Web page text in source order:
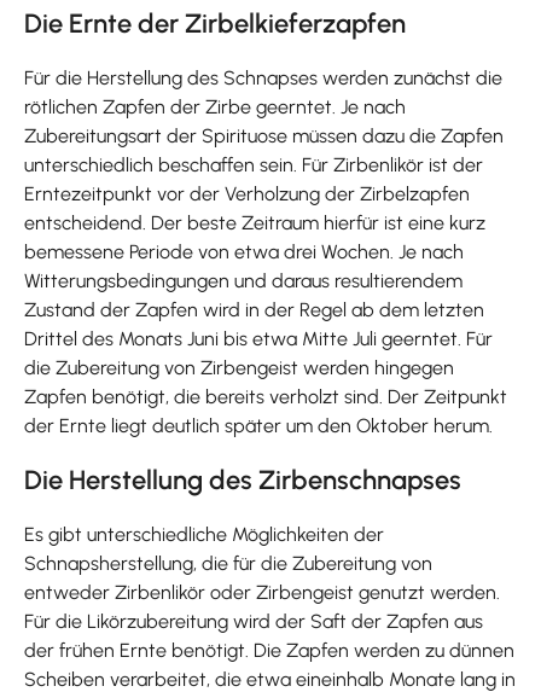
Die Ernte der Zirbelkieferzapfen
Für die Herstellung des Schnapses werden zunächst die
rötlichen Zapfen der Zirbe geerntet. Je nach
Zubereitungsart der Spirituose müssen dazu die Zapfen
unterschiedlich beschaffen sein. Für Zirbenlikör ist der
Erntezeitpunkt vor der Verholzung der Zirbelzapfen
entscheidend. Der beste Zeitraum hierfür ist eine kurz
bemessene Periode von etwa drei Wochen. Je nach
Witterungsbedingungen und daraus resultierendem
Zustand der Zapfen wird in der Regel ab dem letzten
Drittel des Monats Juni bis etwa Mitte Juli geerntet. Für
die Zubereitung von Zirbengeist werden hingegen
Zapfen benötigt, die bereits verholzt sind. Der Zeitpunkt
der Ernte liegt deutlich später um den Oktober herum.
Die Herstellung des Zirbenschnapses
Es gibt unterschiedliche Möglichkeiten der
Schnapsherstellung, die für die Zubereitung von
entweder Zirbenlikör oder Zirbengeist genutzt werden.
Für die Likörzubereitung wird der Saft der Zapfen aus
der frühen Ernte benötigt. Die Zapfen werden zu dünnen
Scheiben verarbeitet, die etwa eineinhalb Monate lang in